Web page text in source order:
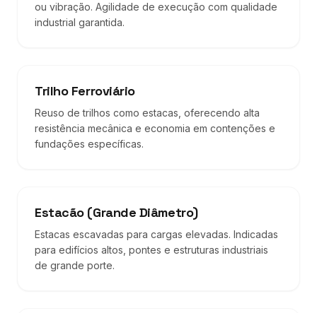
ou vibração. Agilidade de execução com qualidade
industrial garantida.
Trilho Ferroviário
Reuso de trilhos como estacas, oferecendo alta
resistência mecânica e economia em contenções e
fundações específicas.
Estacão (Grande Diâmetro)
Estacas escavadas para cargas elevadas. Indicadas
para edifícios altos, pontes e estruturas industriais
de grande porte.